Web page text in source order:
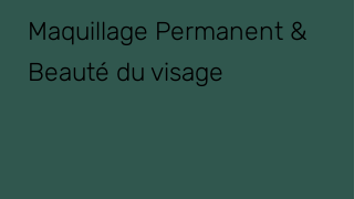
Maquillage Permanent &
Beauté du visage